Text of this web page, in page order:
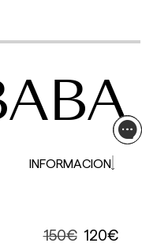
150€ 120€
INFORMACION